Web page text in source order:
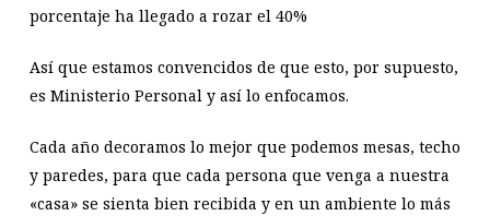
porcentaje ha llegado a rozar el 40%
Así que estamos convencidos de que esto, por supuesto,
es Ministerio Personal y así lo enfocamos.
Cada año decoramos lo mejor que podemos mesas, techo
y paredes, para que cada persona que venga a nuestra
«casa» se sienta bien recibida y en un ambiente lo más